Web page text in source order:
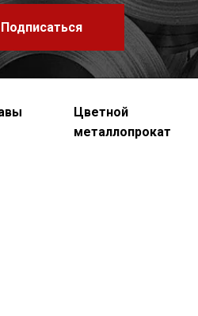
Подписаться
Цветной
металлопрокат